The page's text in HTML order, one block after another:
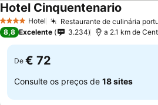
4 EstrelasHotel Restaurante de culinária
Hotel Cinquentenario
8,8 Excelente 3.234 a 2.1 km de
De € 72
Consulte os preços de 18 sites